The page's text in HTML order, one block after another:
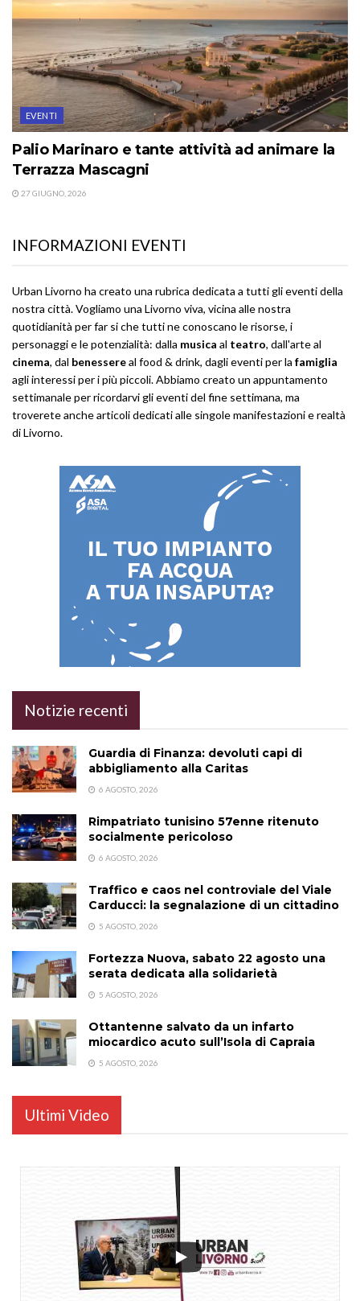
EVENTI
Palio Marinaro e tante attività ad animare la
Terrazza Mascagni
27 GIUGNO, 2026
INFORMAZIONI EVENTI
Urban Livorno ha creato una rubrica dedicata a tutti gli eventi della
nostra città. Vogliamo una Livorno viva, vicina alle nostra
quotidianità per far si che tutti ne conoscano le risorse, i
personaggi e le potenzialità: dalla musica al teatro, dall'arte al
cinema, dal benessereal food & drink, dagli eventi per la famiglia
agli interessi per i più piccoli. Abbiamo creato un appuntamento
settimanale per ricordarvi gli eventi del fine settimana, ma
troverete anche articoli dedicati alle singole manifestazioni e realtà
di Livorno.
Notizie recenti
Guardia di Finanza: devoluti capi di
abbigliamento alla Caritas
6 AGOSTO, 2026
Rimpatriato tunisino 57enne ritenuto
socialmente pericoloso
6 AGOSTO, 2026
Traffico e caos nel controviale del Viale
Carducci: la segnalazione di un cittadino
5 AGOSTO, 2026
Fortezza Nuova, sabato 22 agosto una
serata dedicata alla solidarietà
5 AGOSTO, 2026
Ottantenne salvato da un infarto
miocardico acuto sull’Isola di Capraia
5 AGOSTO, 2026
Ultimi Video